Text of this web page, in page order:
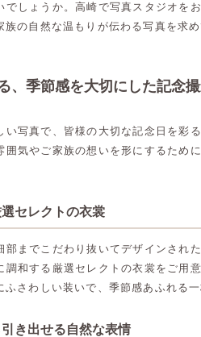
でしょうか。高崎で写真スタジオを
の自然な温もりが伝わる写真を求
、季節感を大切にした記念
い写真で、皆様の大切な記念日を彩
気やご家族の想いを形にするため
セレクトの衣裳
部までこだわり抜いてデザインされ
和する厳選セレクトの衣裳をご用
さわしい装いで、季節感あふれる
き出せる自然な表情